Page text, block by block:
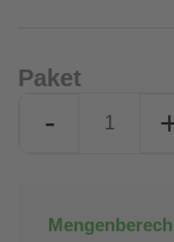
Paket
-